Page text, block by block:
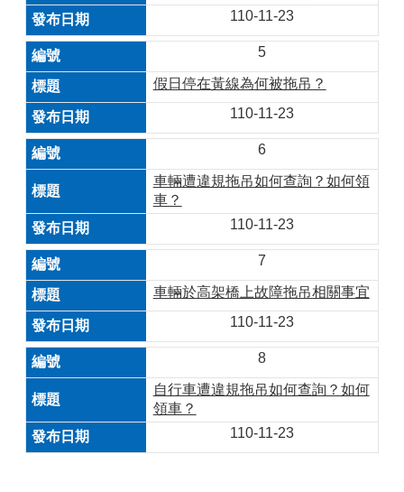
110-11-23
5
假日停在黃線為何被拖吊？
110-11-23
6
車輛遭違規拖吊如何查詢？如何領
車？
110-11-23
7
車輛於高架橋上故障拖吊相關事宜
110-11-23
8
自行車遭違規拖吊如何查詢？如何
領車？
110-11-23